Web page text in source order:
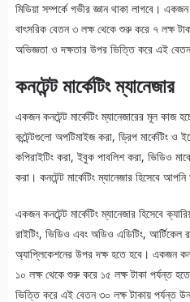
মিডিয়া সম্পর্কে গভীর জ্ঞান থাকা লাগবে। একজন
বাৎসরিক বেতন ৩ লক্ষ থেকে শুরু করে ৭ লক্ষ
অভিজ্ঞতা ও দক্ষতার উপর ভিত্তি করে এই
কনটেন্ট মার্কেটিং ম্যানেজার
একজন কনটেন্ট মার্কেটিং ম্যানেজারের মূল কাজ
কন্টেন্টগুলো অপটিমাইজ করা, ড্রিপ মার্কেটিং
কপিরাইটিং করা, ইবুক পাবলিশ করা, ভিডিও
করা। কনটেন্ট মার্কেটিং ম্যানেজার হিসেবে
একজন কনটেন্ট মার্কেটিং ম্যানেজার হিসেবে
রাইটিং, ভিডিও এবং অডিও এডিটিং, আর্টিকেল
অ্যাপ্লিকেশনের উপর দক্ষ হতে হবে। একজন
১০ লক্ষ থেকে শুরু করে ১৫ লক্ষ টাকা পর্যন্ত
ভিত্তি করে এই বেতন ৩০ লক্ষ টাকায় পর্যন্ত